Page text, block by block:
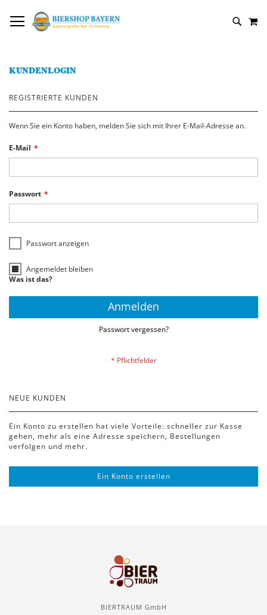
ZUM
INHALT
KUNDENLOGIN
REGISTRIERTE KUNDEN
Wenn Sie ein Konto haben, melden Sie sich mit Ihrer E-Mail-Adresse an.
E-Mail
Passwort
Passwort anzeigen
Angemeldet bleiben
Was ist das?
Anmelden
Passwort vergessen?
NEUE KUNDEN
Ein Konto zu erstellen hat viele Vorteile: schneller zur Kasse
gehen, mehr als eine Adresse speichern, Bestellungen
verfolgen und mehr.
Ein Konto erstellen
BIERTRAUM GmbH